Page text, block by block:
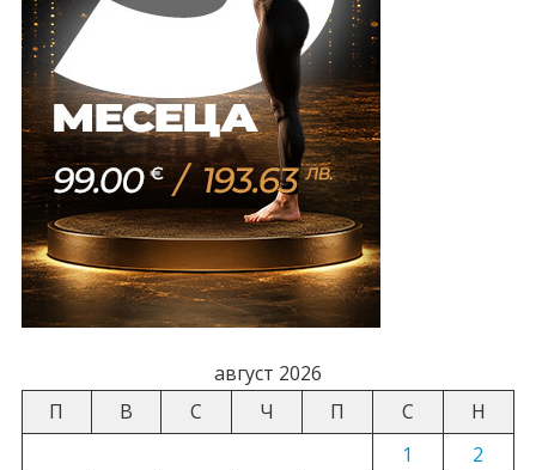
август 2026
П
В С Ч П С
Н
1
2